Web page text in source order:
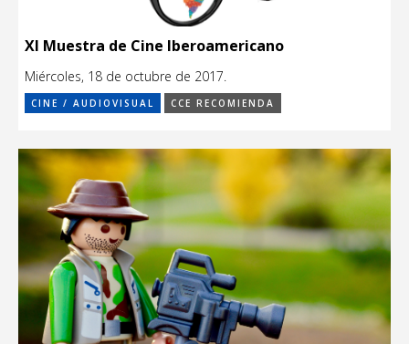
XI Muestra de Cine Iberoamericano
Miércoles, 18 de octubre de 2017.
CINE / AUDIOVISUAL CCE RECOMIENDA